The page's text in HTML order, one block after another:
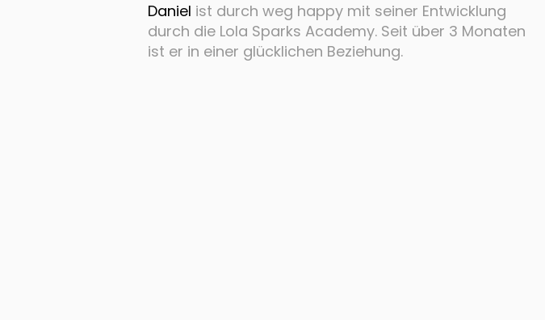
Daniel ist durch weg happy mit seiner Entwicklung
durch die Lola Sparks Academy. Seit über 3 Monaten
ist er in einer glücklichen Beziehung.